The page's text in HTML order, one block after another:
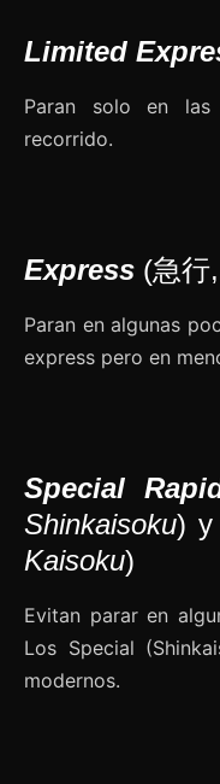
Limited
Paran solo en las
recorrido.
Express (急行,
Paran en algunas
express pero en
Special
Shinkaisoku)
Kaisoku)
Evitan parar en
Los Special
modernos.